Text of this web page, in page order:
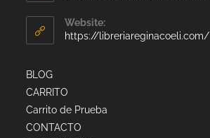
Website:
https://libreriareginacoeli.com/
BLOG
CARRITO
Carrito de Prueba
CONTACTO